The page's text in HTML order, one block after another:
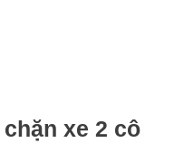
xe 2 cô